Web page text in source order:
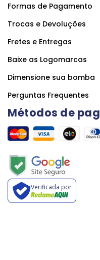
Formas de Pagamento
Trocas e Devoluções
Fretes e Entregas
Baixe as Logomarcas
Dimensione sua bomba
Perguntas Frequentes
Métodos de
Verificada por